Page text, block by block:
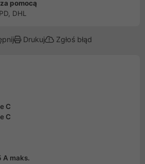
pomocą
DHL
Drukuj Zgłoś błąd
C
C
A maks.